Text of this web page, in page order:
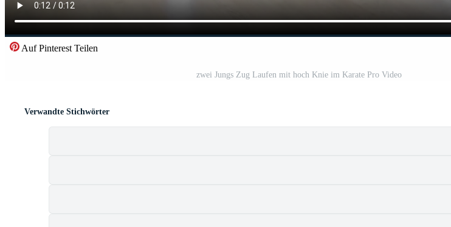
Auf Pinterest Teilen
zwei Jungs Zug Laufen mit hoch Knie im Karate Pro Video
Verwandte Stichwörter